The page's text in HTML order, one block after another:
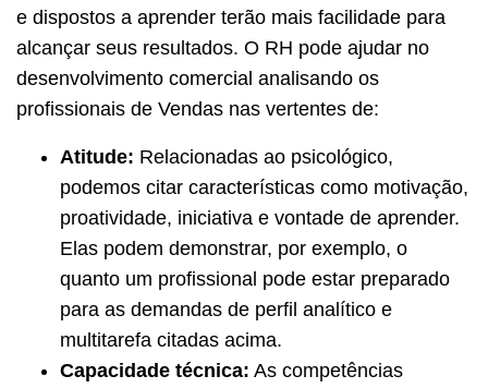
e dispostos a aprender terão mais facilidade para
alcançar seus resultados. O RH pode ajudar no
desenvolvimento comercial analisando os
profissionais de Vendas nas vertentes de:
Atitude: Relacionadas ao psicológico,
podemos citar características como motivação,
proatividade, iniciativa e vontade de aprender.
Elas podem demonstrar, por exemplo, o
quanto um profissional pode estar preparado
para as demandas de perfil analítico e
multitarefa citadas acima.
Capacidade técnica: As competências